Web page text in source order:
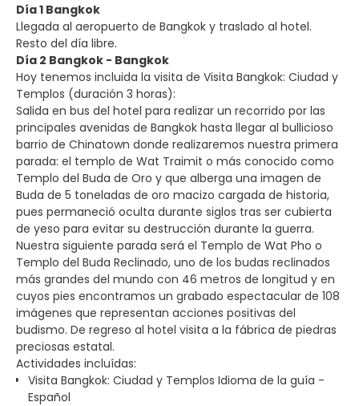
Día 1 Bangkok
Llegada al aeropuerto de Bangkok y traslado al hotel.
Resto del día libre.
Día 2 Bangkok - Bangkok
Hoy tenemos incluida la visita de Visita Bangkok: Ciudad y
Templos (duración 3 horas):
Salida en bus del hotel para realizar un recorrido por las
principales avenidas de Bangkok hasta llegar al bullicioso
barrio de Chinatown donde realizaremos nuestra primera
parada: el templo de Wat Traimit o más conocido como
Templo del Buda de Oro y que alberga una imagen de
Buda de 5 toneladas de oro macizo cargada de historia,
pues permaneció oculta durante siglos tras ser cubierta
de yeso para evitar su destrucción durante la guerra.
Nuestra siguiente parada será el Templo de Wat Pho o
Templo del Buda Reclinado, uno de los budas reclinados
más grandes del mundo con 46 metros de longitud y en
cuyos pies encontramos un grabado espectacular de 108
imágenes que representan acciones positivas del
budismo. De regreso al hotel visita a la fábrica de piedras
preciosas estatal.
Actividades incluídas:
Visita Bangkok: Ciudad y Templos Idioma de la guía -
Español